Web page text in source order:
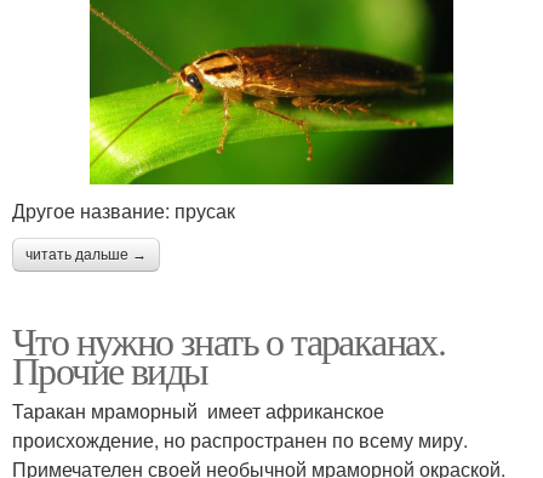
Другое название: прусак
читать дальше →
Что нужно знать о тараканах.
Прочие виды
Таракан мраморный имеет африканское
происхождение, но распространен по всему миру.
Примечателен своей необычной мраморной окраской.